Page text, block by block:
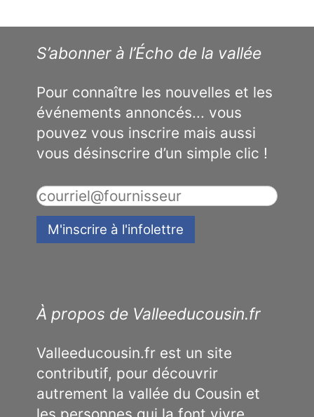
S’abonner à l’Écho de la vallée
Pour connaître les nouvelles et les
événements annoncés... vous
pouvez vous inscrire mais aussi
vous désinscrire d’un simple clic !
À propos de Valleeducousin.fr
Valleeducousin.fr est un site
contributif, pour découvrir
autrement la vallée du Cousin et